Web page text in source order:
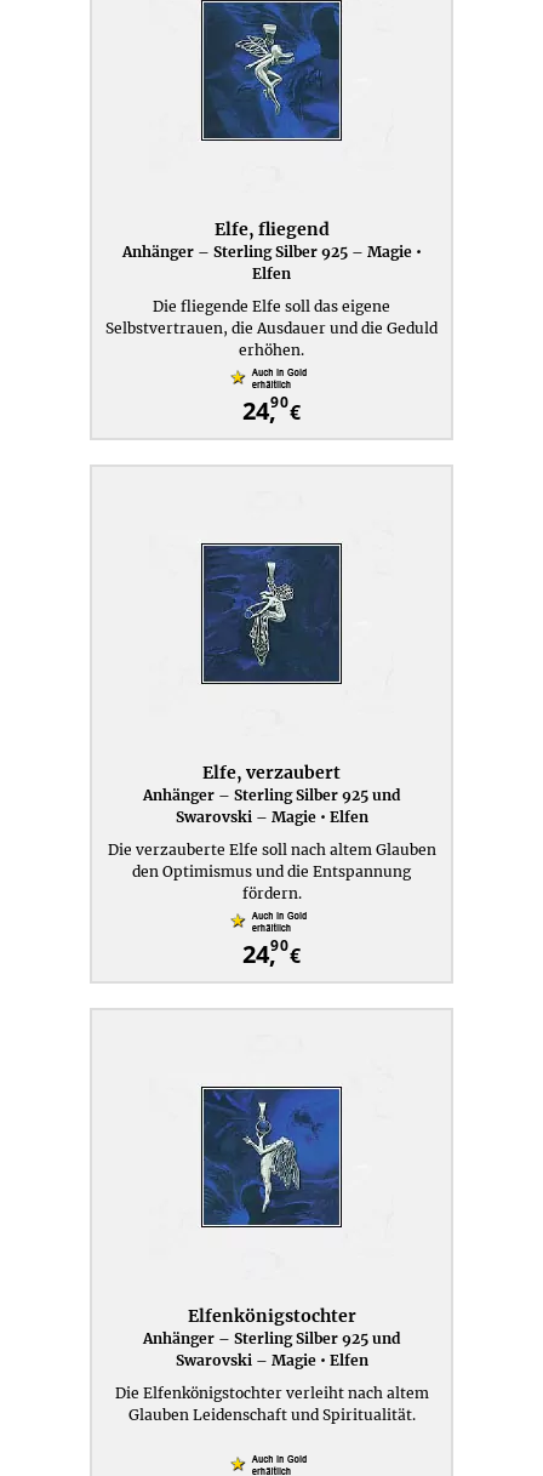
Elfe, fliegend
Anhänger – Sterling Silber 925 – Magie •
Elfen
Die fliegende Elfe soll das eigene
Selbstvertrauen, die Ausdauer und die Geduld
erhöhen.
24,90€
Elfe, verzaubert
Anhänger – Sterling Silber 925 und
Swarovski – Magie • Elfen
Die verzauberte Elfe soll nach altem Glauben
den Optimismus und die Entspannung
fördern.
24,90€
Elfenkönigstochter
Anhänger – Sterling Silber 925 und
Swarovski – Magie • Elfen
Die Elfenkönigstochter verleiht nach altem
Glauben Leidenschaft und Spiritualität.